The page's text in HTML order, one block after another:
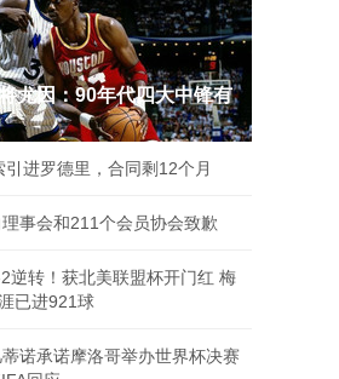
尤因：90年代四大中锋有
引进罗德里，合同剩12个月
事会和211个会员协会致歉
逆转！获北美联盟杯开门红 梅
已进921球
诺承诺摩洛哥举办世界杯决赛